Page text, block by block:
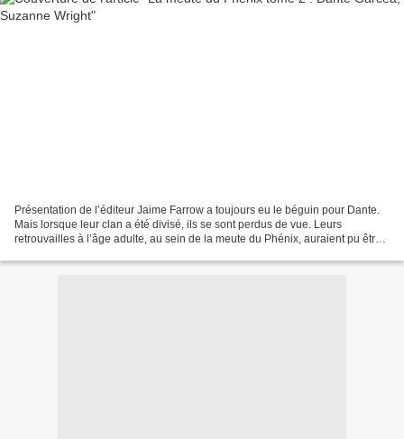
Présentation de l’éditeur Jaime Farrow a toujours eu le béguin pour Dante.
Mais lorsque leur clan a été divisé, ils se sont perdus de vue. Leurs
retrouvailles à l’âge adulte, au sein de la meute du Phénix, auraient pu être